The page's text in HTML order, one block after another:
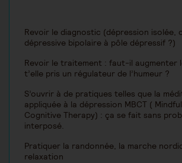
Revoir le diagnostic (dépression isolée,
dépressive bipolaire à pôle dépressif ?)
Revoir le traitement : faut-il augmenter
t’elle pris un régulateur de l’humeur ?
S’ouvrir à de pratiques telles que la
appliquée à la dépression MBCT (
Cognitive Therapy) : ça se fait sans
interposé.
Pratiquer la randonnée, la marche
relaxation